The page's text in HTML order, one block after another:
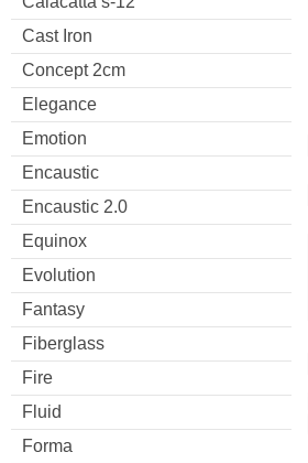
Cast Iron
Concept 2cm
Elegance
Emotion
Encaustic
Encaustic 2.0
Equinox
Evolution
Fantasy
Fiberglass
Fire
Fluid
Forma